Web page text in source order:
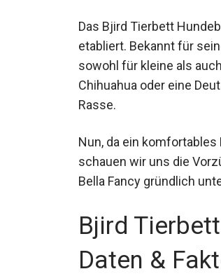
Das Bjird Tierbett
etabliert. Bekannt für
sowohl für kleine als
Chihuahua oder eine
Rasse.
Nun, da ein
schauen wir uns die
Bella Fancy gründlich
Bjird
Daten &